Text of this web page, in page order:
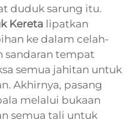
duduk sarung itu.
Kereta lipatkan
ke dalam celah-
sandaran tempat
semua jahitan untuk
Akhirnya, pasang
melalui bukaan
semua tali untuk